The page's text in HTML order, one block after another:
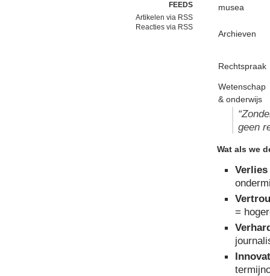
FEEDS
Artikelen via RSS
Reacties via RSS
musea
Archieven
Rechtspraak
Wetenschap
& onderwijs
geen
Wat als we
=